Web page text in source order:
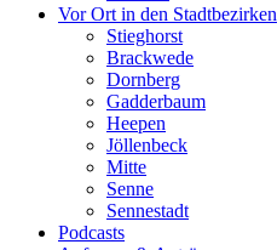
Vor Ort in den Stadtbezirken
Stieghorst
Brackwede
Dornberg
Gadderbaum
Heepen
Jöllenbeck
Mitte
Senne
Sennestadt
Podcasts